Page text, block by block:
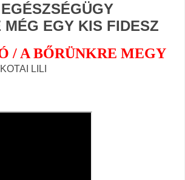
MÉG EGY KIS FIDESZ
/ A BŐRÜNKRE MEGY
LILI